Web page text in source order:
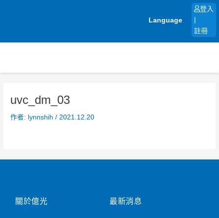
Language
登入
註冊
uvc_dm_03
作者: lynnshih/ 2021.12.20
關於億光 最新消息